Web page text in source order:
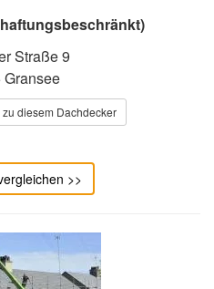
Straße 9
Gransee
diesem Dachdecker
>>